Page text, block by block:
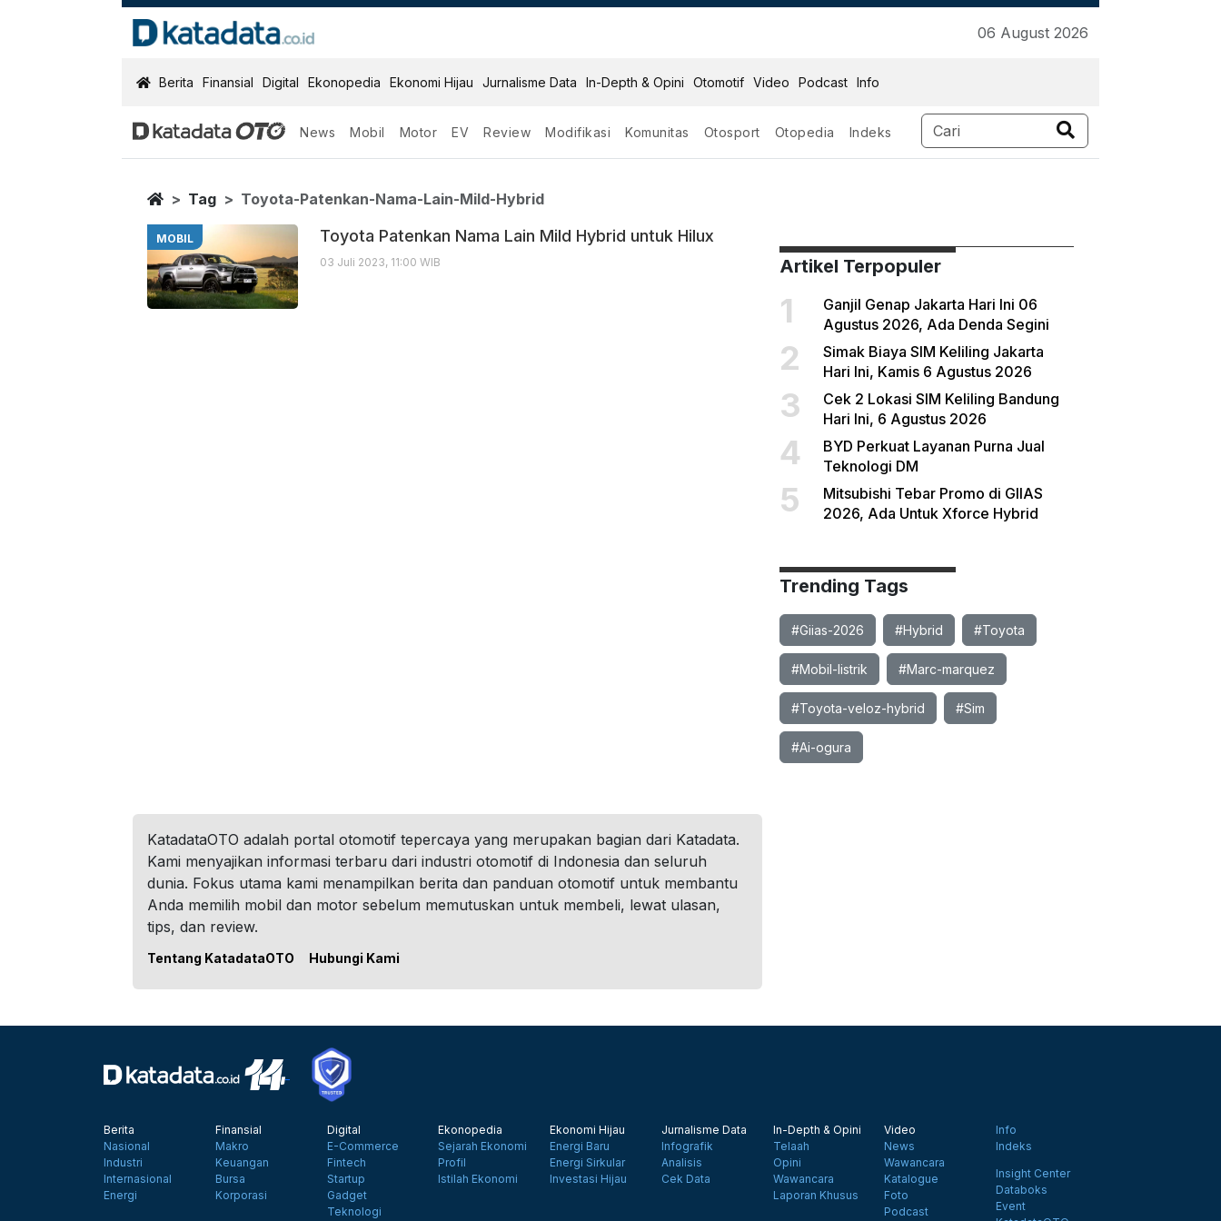
06 August 2026
KatadataOTO
Berita Finansial Digital Ekonopedia Ekonomi Hijau Jurnalisme Data In-Depth & Opini Otomotif Video Podcast Info
News Mobil Motor EV Review Modifikasi Komunitas Otosport Otopedia Indeks
Toyota Patenkan Nama Lain Mild Hybrid
Berita Terbaru
Home
Tag Toyota-Patenkan-Nama-Lain-Mild-Hybrid
MOBIL Toyota Patenkan Nama Lain Mild Hybrid untuk Hilux
03 Juli 2023, 11:00 WIB Artikel Terpopuler
1
Ganjil Genap Jakarta Hari Ini 06
Agustus 2026, Ada Denda Segini
2
Simak Biaya SIM Keliling Jakarta
Hari Ini, Kamis 6 Agustus 2026
3
Cek 2 Lokasi SIM Keliling Bandung
Hari Ini, 6 Agustus 2026
4
BYD Perkuat Layanan Purna Jual
Teknologi DM
5
Mitsubishi Tebar Promo di GIIAS
2026, Ada Untuk Xforce Hybrid
Trending Tags
#Giias-2026 #Hybrid #Toyota
#Mobil-listrik #Marc-marquez
#Toyota-veloz-hybrid #Sim
#Ai-ogura
KatadataOTO adalah portal otomotif tepercaya yang merupakan bagian dari Katadata.
Kami menyajikan informasi terbaru dari industri otomotif di Indonesia dan seluruh
dunia. Fokus utama kami menampilkan berita dan panduan otomotif untuk membantu
Anda memilih mobil dan motor sebelum memutuskan untuk membeli, lewat ulasan,
tips, dan review.
Tentang KatadataOTO Hubungi Kami
Berita
Nasional
Industri
Internasional
Energi
Finansial
Makro
Keuangan
Bursa
Korporasi
Digital
E-Commerce
Fintech
Startup
Gadget
Teknologi
Ekonopedia
Sejarah Ekonomi
Profil
Istilah Ekonomi
Ekonomi Hijau
Energi Baru
Energi Sirkular
Investasi Hijau
Jurnalisme Data
Infografik
Analisis
Cek Data
In-Depth & Opini
Telaah
Opini
Wawancara
Laporan Khusus
Video
News
Wawancara
Katalogue
Foto
Podcast
Info
Indeks
Insight Center
Databoks
Event